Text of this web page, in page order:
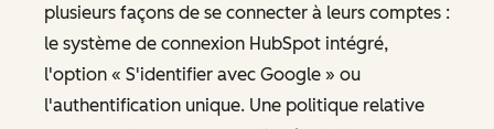
plusieurs façons de se connecter à leurs comptes :
le système de connexion HubSpot intégré,
l'option « S'identifier avec Google » ou
l'authentification unique. Une politique relative